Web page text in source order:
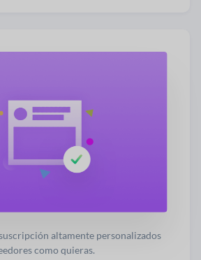
altamente personalizados
como quieras.